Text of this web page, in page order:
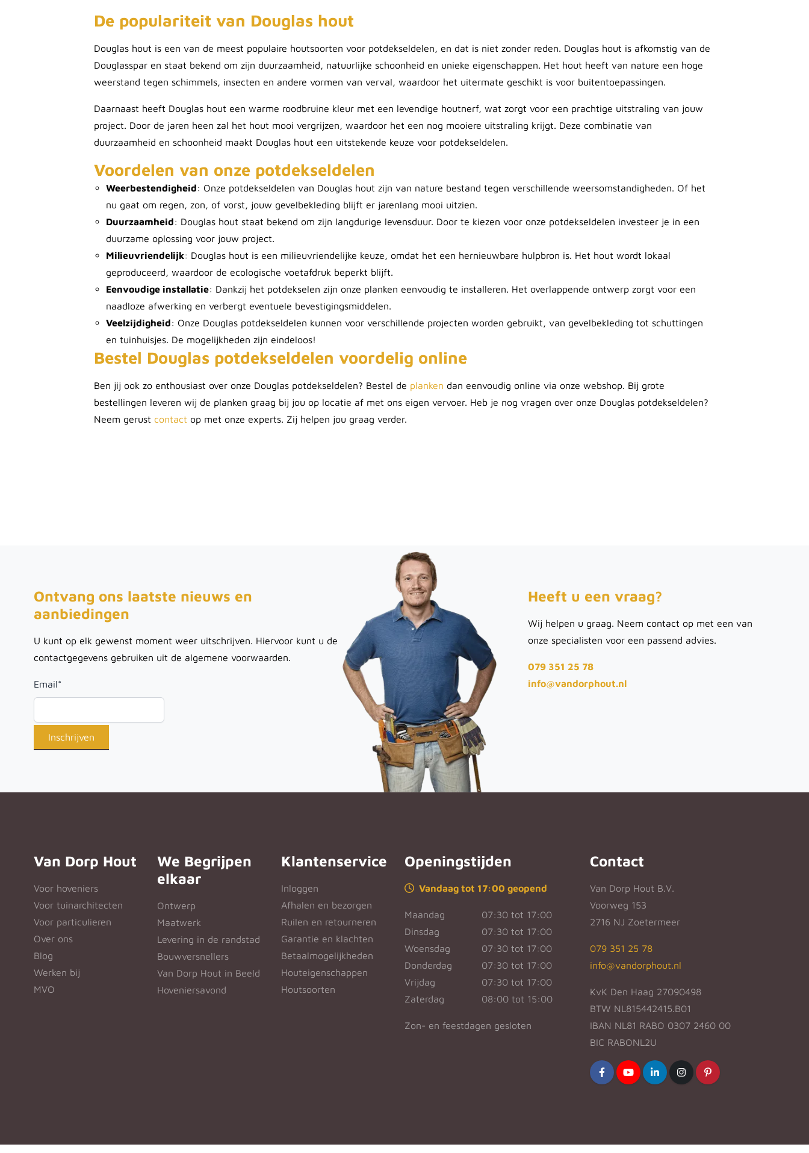
De populariteit van Douglas hout
Douglas hout is een van de meest populaire houtsoorten voor potdekseldelen, en dat is niet zonder reden. Douglas hout is afkomstig van de
Douglasspar en staat bekend om zijn duurzaamheid, natuurlijke schoonheid en unieke eigenschappen. Het hout heeft van nature een hoge
weerstand tegen schimmels, insecten en andere vormen van verval, waardoor het uitermate geschikt is voor buitentoepassingen.
Daarnaast heeft Douglas hout een warme roodbruine kleur met een levendige houtnerf, wat zorgt voor een prachtige uitstraling van jouw
project. Door de jaren heen zal het hout mooi vergrijzen, waardoor het een nog mooiere uitstraling krijgt. Deze combinatie van
duurzaamheid en schoonheid maakt Douglas hout een uitstekende keuze voor potdekseldelen.
Voordelen van onze potdekseldelen
Weerbestendigheid: Onze potdekseldelen van Douglas hout zijn van nature bestand tegen verschillende weersomstandigheden. Of het
nu gaat om regen, zon, of vorst, jouw gevelbekleding blijft er jarenlang mooi uitzien.
Duurzaamheid: Douglas hout staat bekend om zijn langdurige levensduur. Door te kiezen voor onze potdekseldelen investeer je in een
duurzame oplossing voor jouw project.
Milieuvriendelijk: Douglas hout is een milieuvriendelijke keuze, omdat het een hernieuwbare hulpbron is. Het hout wordt lokaal
geproduceerd, waardoor de ecologische voetafdruk beperkt blijft.
Eenvoudige installatie: Dankzij het potdekselen zijn onze planken eenvoudig te installeren. Het overlappende ontwerp zorgt voor een
naadloze afwerking en verbergt eventuele bevestigingsmiddelen.
Veelzijdigheid: Onze Douglas potdekseldelen kunnen voor verschillende projecten worden gebruikt, van gevelbekleding tot schuttingen
en tuinhuisjes. De mogelijkheden zijn eindeloos!
Bestel Douglas potdekseldelen voordelig online
Ben jij ook zo enthousiast over onze Douglas potdekseldelen? Bestel de planken dan eenvoudig online via onze webshop. Bij grote
bestellingen leveren wij de planken graag bij jou op locatie af met ons eigen vervoer. Heb je nog vragen over onze Douglas potdekseldelen?
Neem gerust contact op met onze experts. Zij helpen jou graag verder.
Ontvang ons laatste nieuws en
aanbiedingen
U kunt op elk gewenst moment weer uitschrijven. Hiervoor kunt u de
contactgegevens gebruiken uit de algemene voorwaarden.
Email*
Heeft u een vraag?
Wij helpen u graag. Neem contact op met een van
onze specialisten voor een passend advies.
079 351 25 78
info@vandorphout.nl
Van Dorp Hout
Voor hoveniers
Voor tuinarchitecten
Voor particulieren
Over ons
Blog
Werken bij
MVO
We Begrijpen
elkaar
Ontwerp
Maatwerk
Levering in de randstad
Bouwversnellers
Van Dorp Hout in Beeld
Hoveniersavond
Klantenservice
Inloggen
Afhalen en bezorgen
Ruilen en retourneren
Garantie en klachten
Betaalmogelijkheden
Houteigenschappen
Houtsoorten
Openingstijden
Vandaag tot 17:00 geopend
Maandag
07:30 tot 17:00
Dinsdag
07:30 tot 17:00
Woensdag
07:30 tot 17:00
Donderdag
07:30 tot 17:00
Vrijdag
07:30 tot 17:00
Zaterdag
08:00 tot 15:00
Zon- en feestdagen gesloten
Contact
Van Dorp Hout B.V.
Voorweg 153
2716 NJ Zoetermeer
079 351 25 78
info@vandorphout.nl
KvK Den Haag 27090498
BTW NL815442415.B01
IBAN NL81 RABO 0307 2460 00
BIC RABONL2U